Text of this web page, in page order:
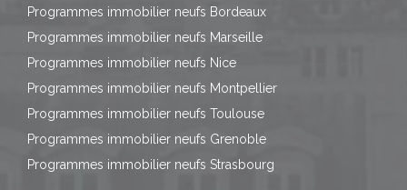
Programmes immobilier neufs Bordeaux
Programmes immobilier neufs Marseille
Programmes immobilier neufs Nice
Programmes immobilier neufs Montpellier
Programmes immobilier neufs Toulouse
Programmes immobilier neufs Grenoble
Programmes immobilier neufs Strasbourg